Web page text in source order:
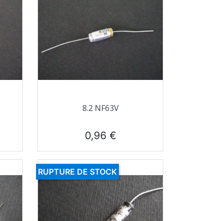
Aperçu rapide
8.2 NF63V
Prix
0,96 €
RUPTURE DE STOCK